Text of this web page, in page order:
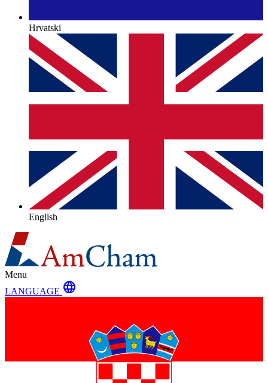
Hrvatski
English
Menu
LANGUAGE language